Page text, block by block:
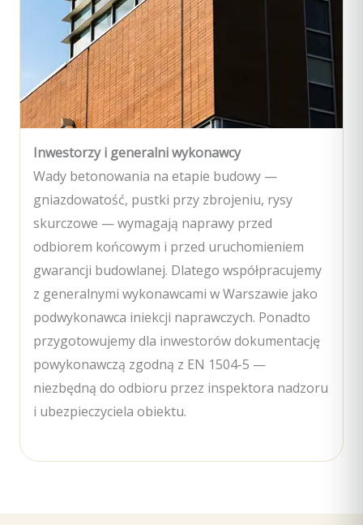
Inwestorzy i generalni wykonawcy
Wady betonowania na etapie budowy —
gniazdowatość, pustki przy zbrojeniu, rysy
skurczowe — wymagają naprawy przed
odbiorem końcowym i przed uruchomieniem
gwarancji budowlanej. Dlatego współpracujemy
z generalnymi wykonawcami w Warszawie jako
podwykonawca iniekcji naprawczych. Ponadto
przygotowujemy dla inwestorów dokumentację
powykonawczą zgodną z EN 1504-5 —
niezbędną do odbioru przez inspektora nadzoru
i ubezpieczyciela obiektu.